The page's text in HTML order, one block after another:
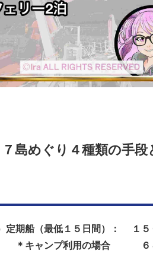
７島めぐり４種類の手
定期船（最低１５日間）： １５
＊キャンプ利用の場合 ６４,